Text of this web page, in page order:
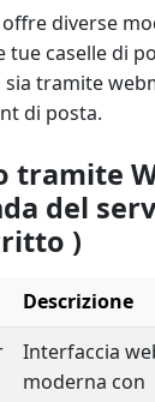
diverse
tue caselle di
tramite
di posta.
tramite
del
)
Descrizione
Interfaccia
moderna con